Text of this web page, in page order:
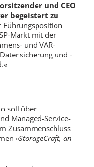
und CEO
begeistert zu
Führungsposition
Markt mit der
und VAR-
und -
soll über
Managed-Service-
Zusammenschluss
»StorageCraft, an